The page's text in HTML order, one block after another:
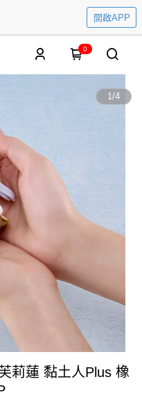
開啟APP
0
1/4
莉蓮 黏土人Plus 橡